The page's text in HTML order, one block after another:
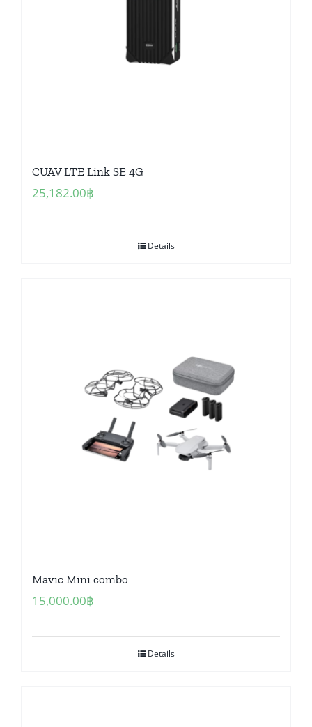
CUAV LTE Link SE 4G
25,182.00฿
Details
Mavic Mini combo
15,000.00฿
Details